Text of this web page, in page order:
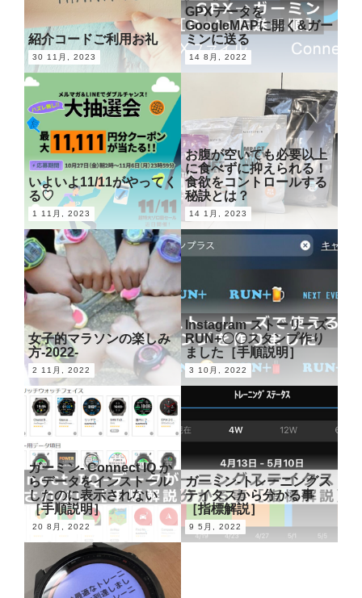
紹介コードご利用お礼
30 11月, 2023
GPXデータを
GoogleMAPに開く&ガー
ミンに送る
14 8月, 2022
いよいよ11/11がやってく
る♡
1 11月, 2023
お腹が空いても必要以上
に食べずに抑えられる！
食欲をコントロールする
秘訣とは？
14 1月, 2023
女子的マラソンの楽しみ
方-2022-
2 11月, 2022
Instagram ストーリーズ-
RUN+〇〇スタンプ作り
ました［手順説明］
3 10月, 2022
ガーミン- Connect IQ か
らデータをインストール
したのに表示されない
［手順説明］
20 8月, 2022
ガーミン-トレーニングス
テイタスから分かる事
［指標解説］
9 5月, 2022